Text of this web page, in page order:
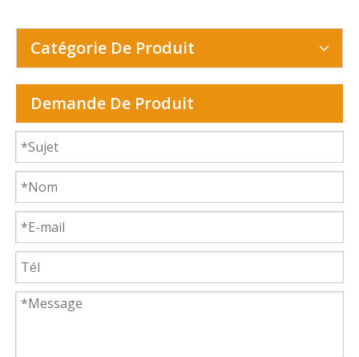
Catégorie De Produit
Demande De Produit